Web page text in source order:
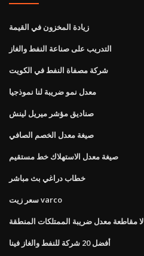
زيادة المخزون في القيمة
التدريب على صناعة النفط والغاز
شركة مصفاة النفط في الكويت
معدل نمو ضريبة لنا نموذجيا
صناديق مؤشر ميريل لينش
صيغة معدل الخصم الصافي
صيغة معدل الاستهلاك خط مستقيم
خطاب دراغي بث مباشر
سعر زيت varco
لا مقاطعة معدل ضريبة الممتلكات المنطقة
أفضل 20 شركة للنفط والغاز فينا